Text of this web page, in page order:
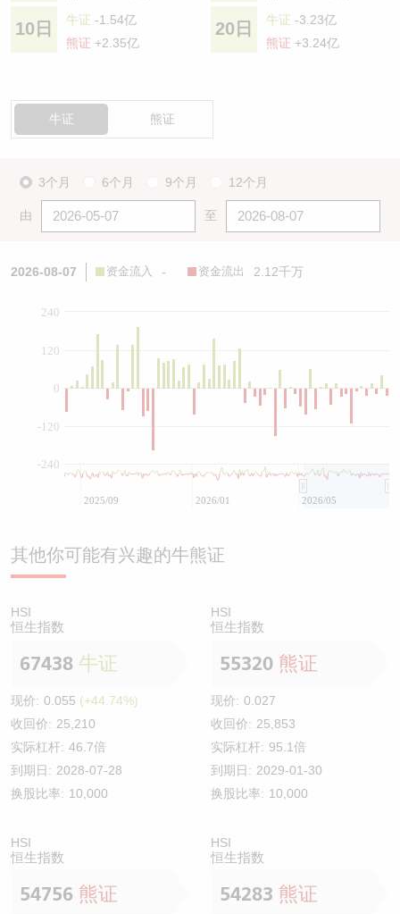
10日 牛证 -1.54亿
熊证 +2.35亿
20日 牛证 -3.23亿
熊证 +3.24亿
牛证 熊证
3个月 6个月 9个月 12个月
由 至
2026-08-07 资金流入 - 资金流出 2.12千万
0
-240
-120
120
240
2025/09 2026/01 2026/05
其他你可能有兴趣的牛熊证
HSI
恒生指数
67438 牛证
现价: 0.055 (+44.74%)
收回价: 25,210
实际杠杆: 46.7倍
到期日: 2028-07-28
换股比率: 10,000
HSI
恒生指数
55320 熊证
现价: 0.027
收回价: 25,853
实际杠杆: 95.1倍
到期日: 2029-01-30
换股比率: 10,000
HSI
恒生指数
54756 熊证
HSI
恒生指数
54283 熊证